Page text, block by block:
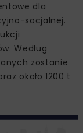
dla
socjalnej.
Według
zostanie
około 1200 t